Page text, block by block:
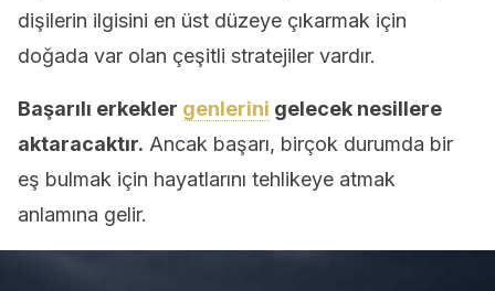
dişilerin ilgisini en üst düzeye çıkarmak için
doğada var olan çeşitli stratejiler vardır.
Başarılı erkekler genlerini gelecek nesillere
aktaracaktır. Ancak başarı, birçok durumda bir
eş bulmak için hayatlarını tehlikeye atmak
anlamına gelir.